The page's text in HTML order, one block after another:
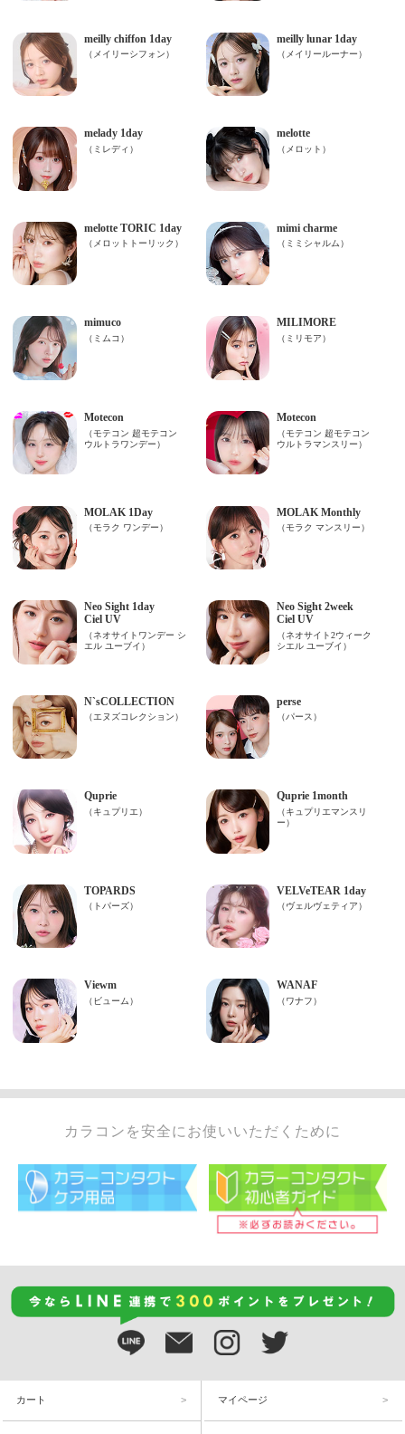
カラコンを安全にお使いいただくために
カート マイページ